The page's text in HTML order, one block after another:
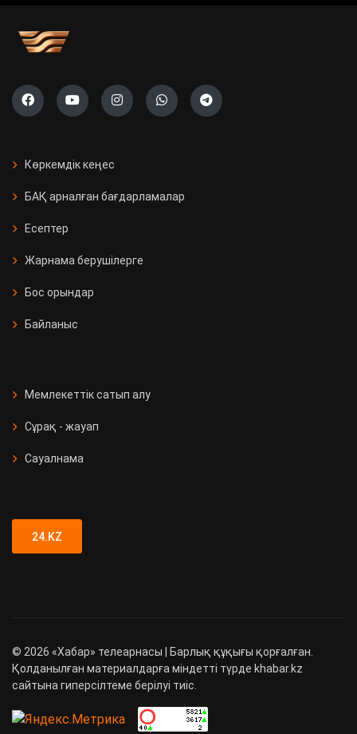
Көркемдік кеңес
БАҚ арналған бағдарламалар
Есептер
Жарнама берушілерге
Бос орындар
Байланыс
Мемлекеттік сатып алу
Сұрақ - жауап
Сауалнама
24.KZ
© 2026 «Хабар» телеарнасы | Барлық құқығы қорғалған.
Қолданылған материалдарға міндетті түрде khabar.kz
сайтына гиперсілтеме берілуі тиіс.